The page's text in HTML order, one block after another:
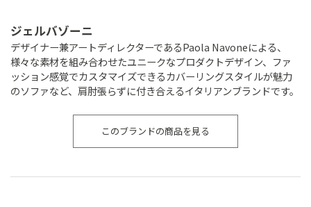
ジェルバゾーニ
デザイナー兼アートディレクターであるPaola Navoneによる、
様々な素材を組み合わせたユニークなプロダクトデザイン、ファ
ッション感覚でカスタマイズできるカバーリングスタイルが魅力
のソファなど、肩肘張らずに付き合えるイタリアンブランドです。
このブランドの商品を見る